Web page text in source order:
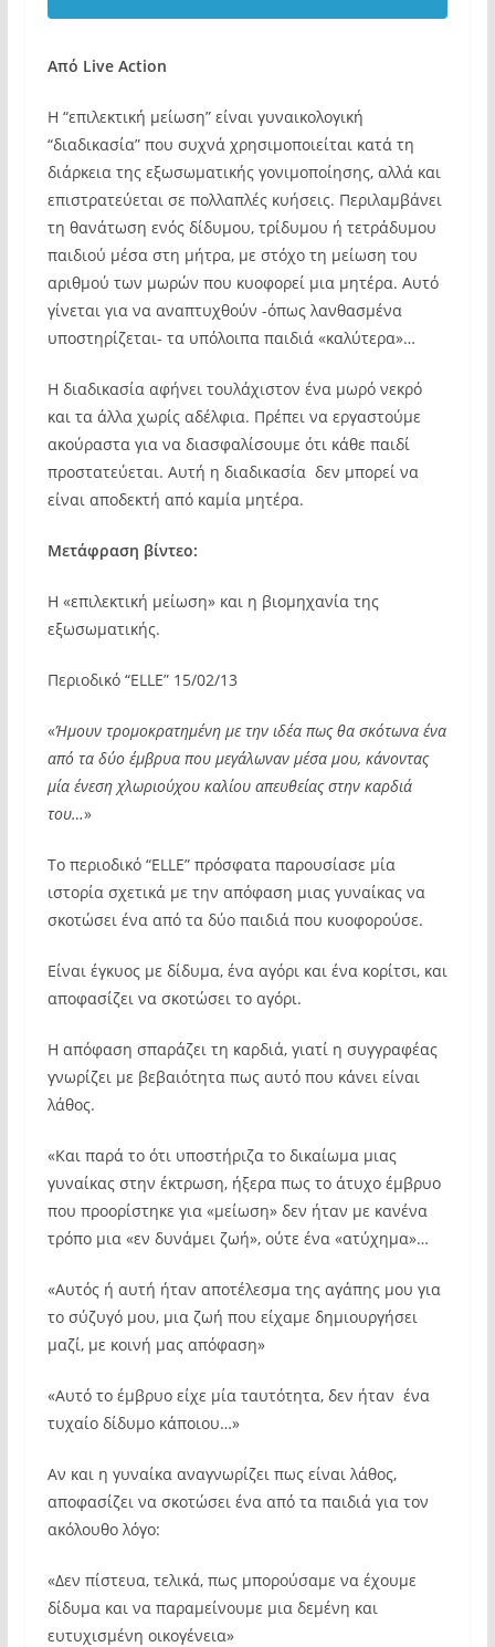
Από Live Action
Η “επιλεκτική μείωση” είναι γυναικολογική
“διαδικασία” που συχνά χρησιμοποιείται κατά τη
διάρκεια της εξωσωματικής γονιμοποίησης, αλλά και
επιστρατεύεται σε πολλαπλές κυήσεις. Περιλαμβάνει
τη θανάτωση ενός δίδυμου, τρίδυμου ή τετράδυμου
παιδιού μέσα στη μήτρα, με στόχο τη μείωση του
αριθμού των μωρών που κυοφορεί μια μητέρα. Αυτό
γίνεται για να αναπτυχθούν -όπως λανθασμένα
υποστηρίζεται- τα υπόλοιπα παιδιά «καλύτερα»…
Η διαδικασία αφήνει τουλάχιστον ένα μωρό νεκρό
και τα άλλα χωρίς αδέλφια. Πρέπει να εργαστούμε
ακούραστα για να διασφαλίσουμε ότι κάθε παιδί
προστατεύεται. Αυτή η διαδικασία δεν μπορεί να
είναι αποδεκτή από καμία μητέρα.
Μετάφραση βίντεο:
Η «επιλεκτική μείωση» και η βιομηχανία της
εξωσωματικής.
Περιοδικό “ELLE” 15/02/13
«Ήμουν τρομοκρατημένη με την ιδέα πως θα σκότωνα ένα
από τα δύο έμβρυα που μεγάλωναν μέσα μου, κάνοντας
μία ένεση χλωριούχου καλίου απευθείας στην καρδιά
του…»
Το περιοδικό “ELLE” πρόσφατα παρουσίασε μία
ιστορία σχετικά με την απόφαση μιας γυναίκας να
σκοτώσει ένα από τα δύο παιδιά που κυοφορούσε.
Είναι έγκυος με δίδυμα, ένα αγόρι και ένα κορίτσι, και
αποφασίζει να σκοτώσει το αγόρι.
Η απόφαση σπαράζει τη καρδιά, γιατί η συγγραφέας
γνωρίζει με βεβαιότητα πως αυτό που κάνει είναι
λάθος.
«Και παρά το ότι υποστήριζα το δικαίωμα μιας
γυναίκας στην έκτρωση, ήξερα πως το άτυχο έμβρυο
που προορίστηκε για «μείωση» δεν ήταν με κανένα
τρόπο μια «εν δυνάμει ζωή», ούτε ένα «ατύχημα»…
«Αυτός ή αυτή ήταν αποτέλεσμα της αγάπης μου για
το σύζυγό μου, μια ζωή που είχαμε δημιουργήσει
μαζί, με κοινή μας απόφαση»
«Αυτό το έμβρυο είχε μία ταυτότητα, δεν ήταν ένα
τυχαίο δίδυμο κάποιου…»
Αν και η γυναίκα αναγνωρίζει πως είναι λάθος,
αποφασίζει να σκοτώσει ένα από τα παιδιά για τον
ακόλουθο λόγο:
«Δεν πίστευα, τελικά, πως μπορούσαμε να έχουμε
δίδυμα και να παραμείνουμε μια δεμένη και
ευτυχισμένη οικογένεια»